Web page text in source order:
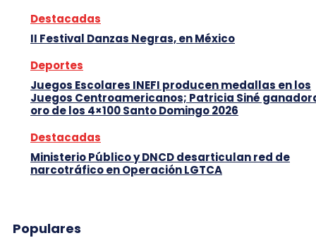
Destacadas
II Festival Danzas Negras, en México
Deportes
Juegos Escolares INEFI producen medallas en los
Juegos Centroamericanos; Patricia Siné
oro de los 4×100 Santo Domingo 2026
Destacadas
Ministerio Público y DNCD desarticulan red de
narcotráfico en Operación LGTCA
Populares